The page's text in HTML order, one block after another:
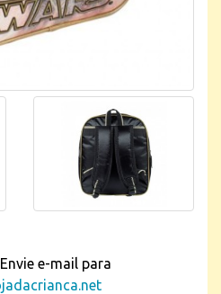
e-mail para